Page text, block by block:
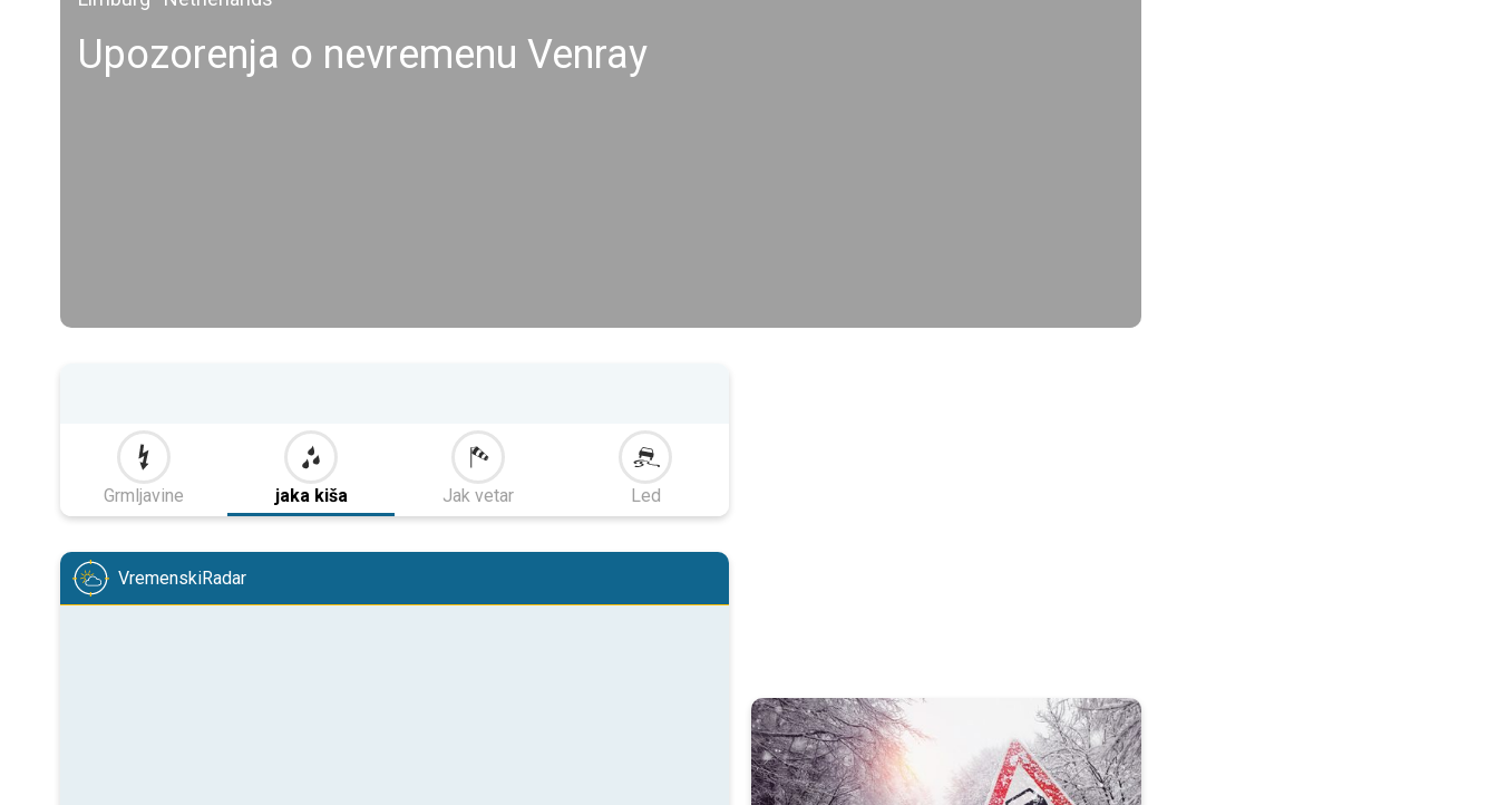
Upozorenja o nevremenu Venray
Grmljavine jaka kiša Jak vetar Led
VremenskiRadar
Poledica - zaleđivanje mokrih površina. Rizik od proklizavanja. . .